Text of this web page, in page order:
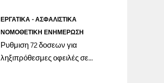
ΕΡΓΑΤΙΚΆ - ΑΣΦΑΛΙΣΤΙΚΆ
ΝΟΜΟΘΕΤΙΚΉ ΕΝΗΜΈΡΩΣΗ
Ρυθμιση 72 δοσεων για
ληξιπρόθεσμες οφειλές σε